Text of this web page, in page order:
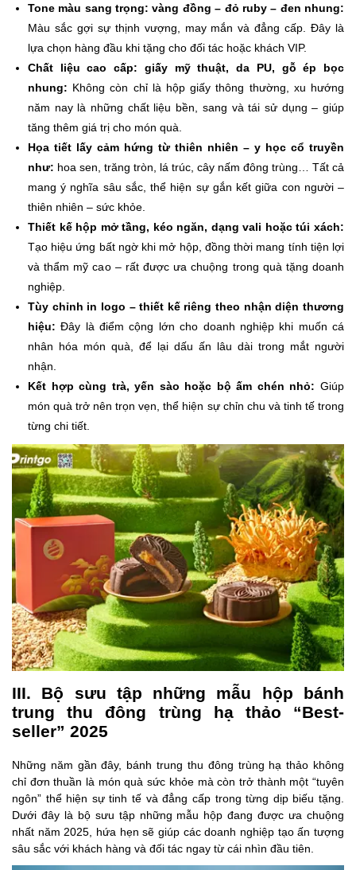
Tone màu sang trọng: vàng đồng – đỏ ruby – đen nhung:
Màu sắc gợi sự thịnh vượng, may mắn và đẳng cấp. Đây là
lựa chọn hàng đầu khi tặng cho đối tác hoặc khách VIP.
Chất liệu cao cấp: giấy mỹ thuật, da PU, gỗ ép bọc
nhung: Không còn chỉ là hộp giấy thông thường, xu hướng
năm nay là những chất liệu bền, sang và tái sử dụng – giúp
tăng thêm giá trị cho món quà.
Họa tiết lấy cảm hứng từ thiên nhiên – y học cổ truyền
như: hoa sen, trăng tròn, lá trúc, cây nấm đông trùng… Tất cả
mang ý nghĩa sâu sắc, thể hiện sự gắn kết giữa con người –
thiên nhiên – sức khỏe.
Thiết kế hộp mở tầng, kéo ngăn, dạng vali hoặc túi xách:
Tạo hiệu ứng bất ngờ khi mở hộp, đồng thời mang tính tiện lợi
và thẩm mỹ cao – rất được ưa chuộng trong quà tặng doanh
nghiệp.
Tùy chỉnh in logo – thiết kế riêng theo nhận diện thương
hiệu:Đây là điểm cộng lớn cho doanh nghiệp khi muốn cá
nhân hóa món quà, để lại dấu ấn lâu dài trong mắt người
nhận.
Kết hợp cùng trà, yến sào hoặc bộ ấm chén nhỏ: Giúp
món quà trở nên trọn vẹn, thể hiện sự chỉn chu và tinh tế trong
từng chi tiết.
III. Bộ sưu tập những mẫu hộp bánh
trung thu đông trùng hạ thảo “Best-
seller” 2025
Những năm gần đây, bánh trung thu đông trùng hạ thảo không
chỉ đơn thuần là món quà sức khỏe mà còn trở thành một “tuyên
ngôn” thể hiện sự tinh tế và đẳng cấp trong từng dịp biếu tặng.
Dưới đây là bộ sưu tập những mẫu hộp đang được ưa chuộng
nhất năm 2025, hứa hẹn sẽ giúp các doanh nghiệp tạo ấn tượng
sâu sắc với khách hàng và đối tác ngay từ cái nhìn đầu tiên.